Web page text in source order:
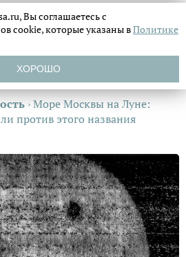
›Море Москвы на Луне:
против этого названия
Вы соглашаетесь с
cookie, которые указаны вПолитике
ХОРОШО